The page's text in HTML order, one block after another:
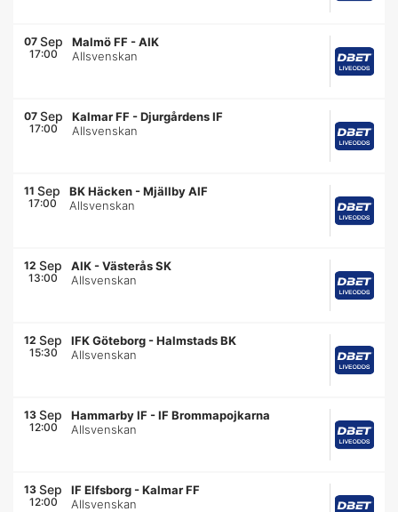
07 Sep
17:00
Malmö FF -AIK
Allsvenskan
07 Sep
17:00
Kalmar FF -Djurgårdens IF
Allsvenskan
11 Sep
17:00
BK Häcken -Mjällby AIF
Allsvenskan
12 Sep
13:00
AIK -Västerås SK
Allsvenskan
12 Sep
15:30
IFK Göteborg -Halmstads BK
Allsvenskan
13 Sep
12:00
Hammarby IF -IF Brommapojkarna
Allsvenskan
13 Sep
12:00
IF Elfsborg -Kalmar FF
Allsvenskan